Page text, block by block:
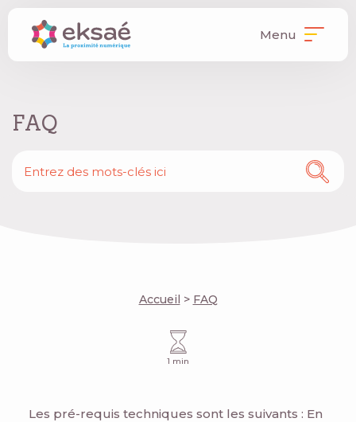
Menu
FAQ
Accueil > FAQ
1 min
Les pré-requis techniques sont les suivants : En